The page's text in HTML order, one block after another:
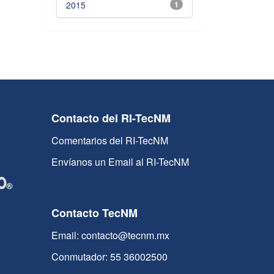
1
2015
Contacto del RI-TecNM
Comentarios del RI-TecNM
Envíanos un Email al RI-TecNM
Contacto TecNM
Email: contacto@tecnm.mx
Conmutador: 55 36002500